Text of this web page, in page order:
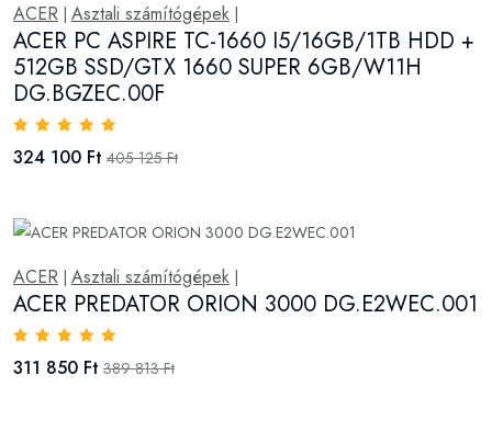
ACER Asztali számítógépek
ACER PC ASPIRE TC-1660 I5/16GB/1TB HDD +
512GB SSD/GTX 1660 SUPER 6GB/W11H
DG.BGZEC.00F
324 100 Ft 405 125 Ft
ACER | Asztali számítógépek |
ACER PREDATOR ORION 3000 DG.E2WEC.001
311 850 Ft 389 813 Ft